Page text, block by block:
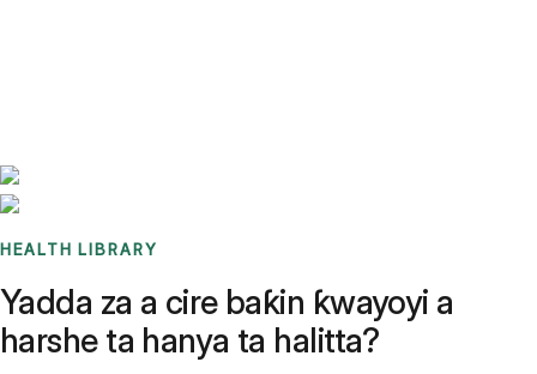
HEALTH LIBRARY
Yadda za a cire baƙin ƙwayoyi a
harshe ta hanya ta halitta?